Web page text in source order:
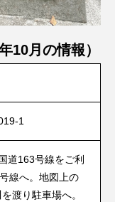
10月の情報）
1
道163号線をご利
線へ。地図上の
渡り駐車場へ。